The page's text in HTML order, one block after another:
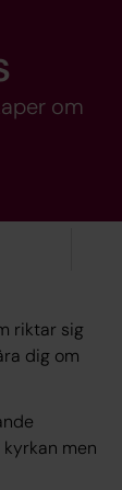
om
riktar sig
dig om
men